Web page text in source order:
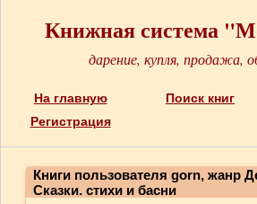
Книжная система
дарение, купля, продажа,
На главную Поиск книг
Регистрация
Книги пользователя gorn, жанр
Сказки. стихи и басни